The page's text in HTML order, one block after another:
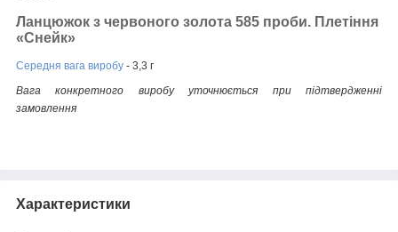
Ланцюжок з червоного золота 585 проби. Плетіння
«Снейк»
Середня вага виробу - 3,3 г
Вага конкретного виробу уточнюється при підтвердженні
замовлення
Характеристики